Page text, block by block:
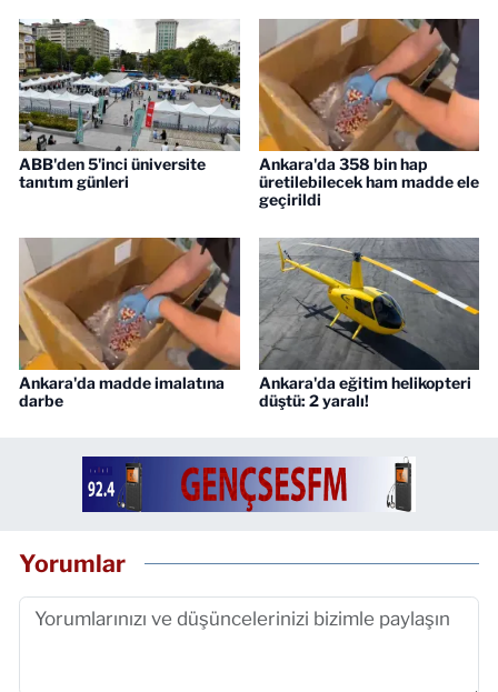
ABB'den 5'inci üniversite
tanıtım günleri
Ankara'da 358 bin hap
üretilebilecek ham madde ele
geçirildi
Ankara'da madde imalatına
darbe
Ankara'da eğitim helikopteri
düştü: 2 yaralı!
Yorumlar